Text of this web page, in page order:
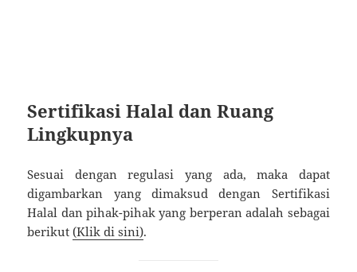
Sertifikasi Halal dan Ruang
Lingkupnya
Sesuai dengan regulasi yang ada, maka dapat
digambarkan yang dimaksud dengan Sertifikasi
Halal dan pihak-pihak yang berperan adalah sebagai
berikut(Klik di sini).